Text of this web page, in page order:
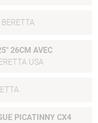
BERETTA
26CM AVEC
USA
PICATINNY CX4